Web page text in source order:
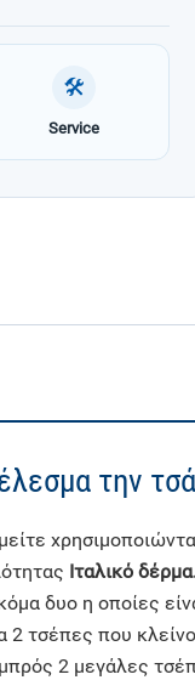
🛠
Service
την
Ιταλικό
δυο η οποίες
τσέπες που
2 μεγάλες